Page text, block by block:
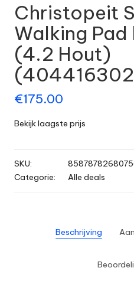
Christopeit
Walking
(4.2 Hout)
€175.00
Bekijk laagste prijs
SKU:
Categorie:
Alle deals
Beschrijving